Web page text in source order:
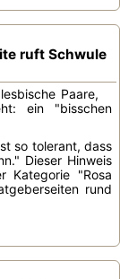
ruft Schwule
Paare,
ein "bisschen
so tolerant, dass
Dieser Hinweis
Kategorie "Rosa
rund